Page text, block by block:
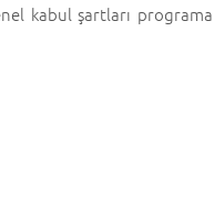
kabul şartları programa